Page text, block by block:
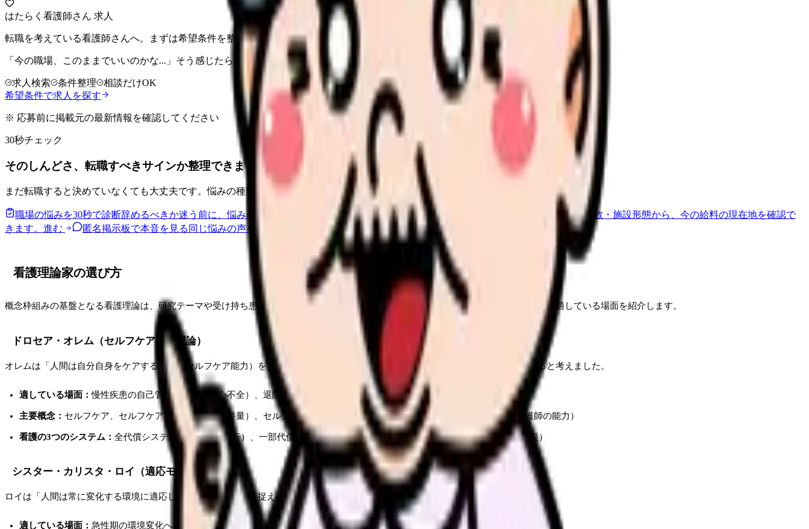
はたらく看護師さん 求人
転職を考えている看護師さんへ。まずは希望条件を整理して、求人を見比べられます。
「今の職場、このままでいいのかな...」そう感じたら、求人票の条件と応募前に確認したい不安を分けて整理してみてください。
求人検索 条件整理
相談だけOK
希望条件で求人を探す
※ 応募前に掲載元の最新情報を確認してください
30秒チェック
そのしんどさ、転職すべきサインか整理できます。
まだ転職すると決めていなくても大丈夫です。悩みの種類と続いている期間から、次に見るべき記事と相談先を出します。
職場の悩みを30秒で診断辞めるべきか迷う前に、悩みの種類と次の一歩を整理します。進む 給料コンパスで比較する
地域・経験年数・施設形態から、今の給料の現在地を確認で
きます。 進む 匿名掲示板で本音を見る 同じ悩みの声を読んで、今の職場だけの問題か確かめられます。
看護理論家の選び方
概念枠組みの基盤となる看護理論は、研究テーマや受け持ち患者さんの状況に合わせて選びます。以下に代表的な理論家と、それぞれが適している場面を紹介します。
ドロセア・オレム（セルフケア不足理論）
オレムは「人間は自分自身をケアする能力（セルフケア能力）を持つ」という前提に立ち、その能力が不足した時に看護が必要になると考えました。
適している場面：慢性疾患の自己管理（糖尿病、心不全）、退院後のセルフケア指導、リハビリテーション
主要概念： セルフケア、セルフケア・デマンド（必要量）、セルフケア・エージェンシー（能力）、看護エージェンシー（看護師の能力）
看護の3つのシステム： 全代償システム（全面的に代行）、一部代償システム（一部を援助）、支持・教育システム（教育的支援）
シスター・カリスタ・ロイ（適応モデル）
ロイは「人間は常に変化する環境に適応しようとする存在」と捉え、4つの適応様式で人間の反応を分析します。
適している場面： 急性期の環境変化への適応、ボディイメージの変容、危機的状況にある患者